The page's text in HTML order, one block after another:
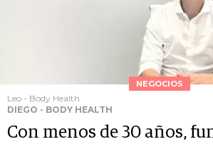
NEGOCIOS
Leo - Body Health
DIEGO - BODY HEALTH
Con menos de 30 años,